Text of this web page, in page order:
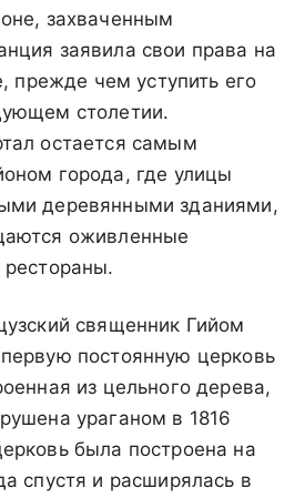
захваченным
заявила свои права на
прежде чем уступить его
столетии.
остается самым
города, где улицы
деревянными зданиями,
оживленные
священник Гийом
постоянную церковь
из цельного дерева,
ураганом в 1816
была построена на
спустя и расширялась в